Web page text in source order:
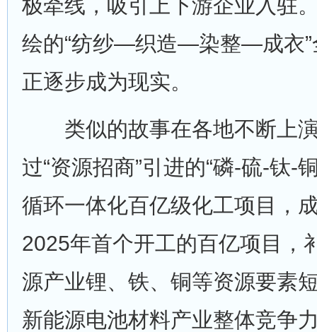
极牵线，吸引上下游企业入驻
绘的“纺纱—织造—染整—成衣”
正逐步成为现实。
类似的故事在各地不断上
过“资源招商”引进的“磷-硫-钛-
循环一体化百亿级化工项目，
2025年首个开工的百亿项目，
源产业锂、铁、铜等资源要素
新能源电池材料产业整体竞争